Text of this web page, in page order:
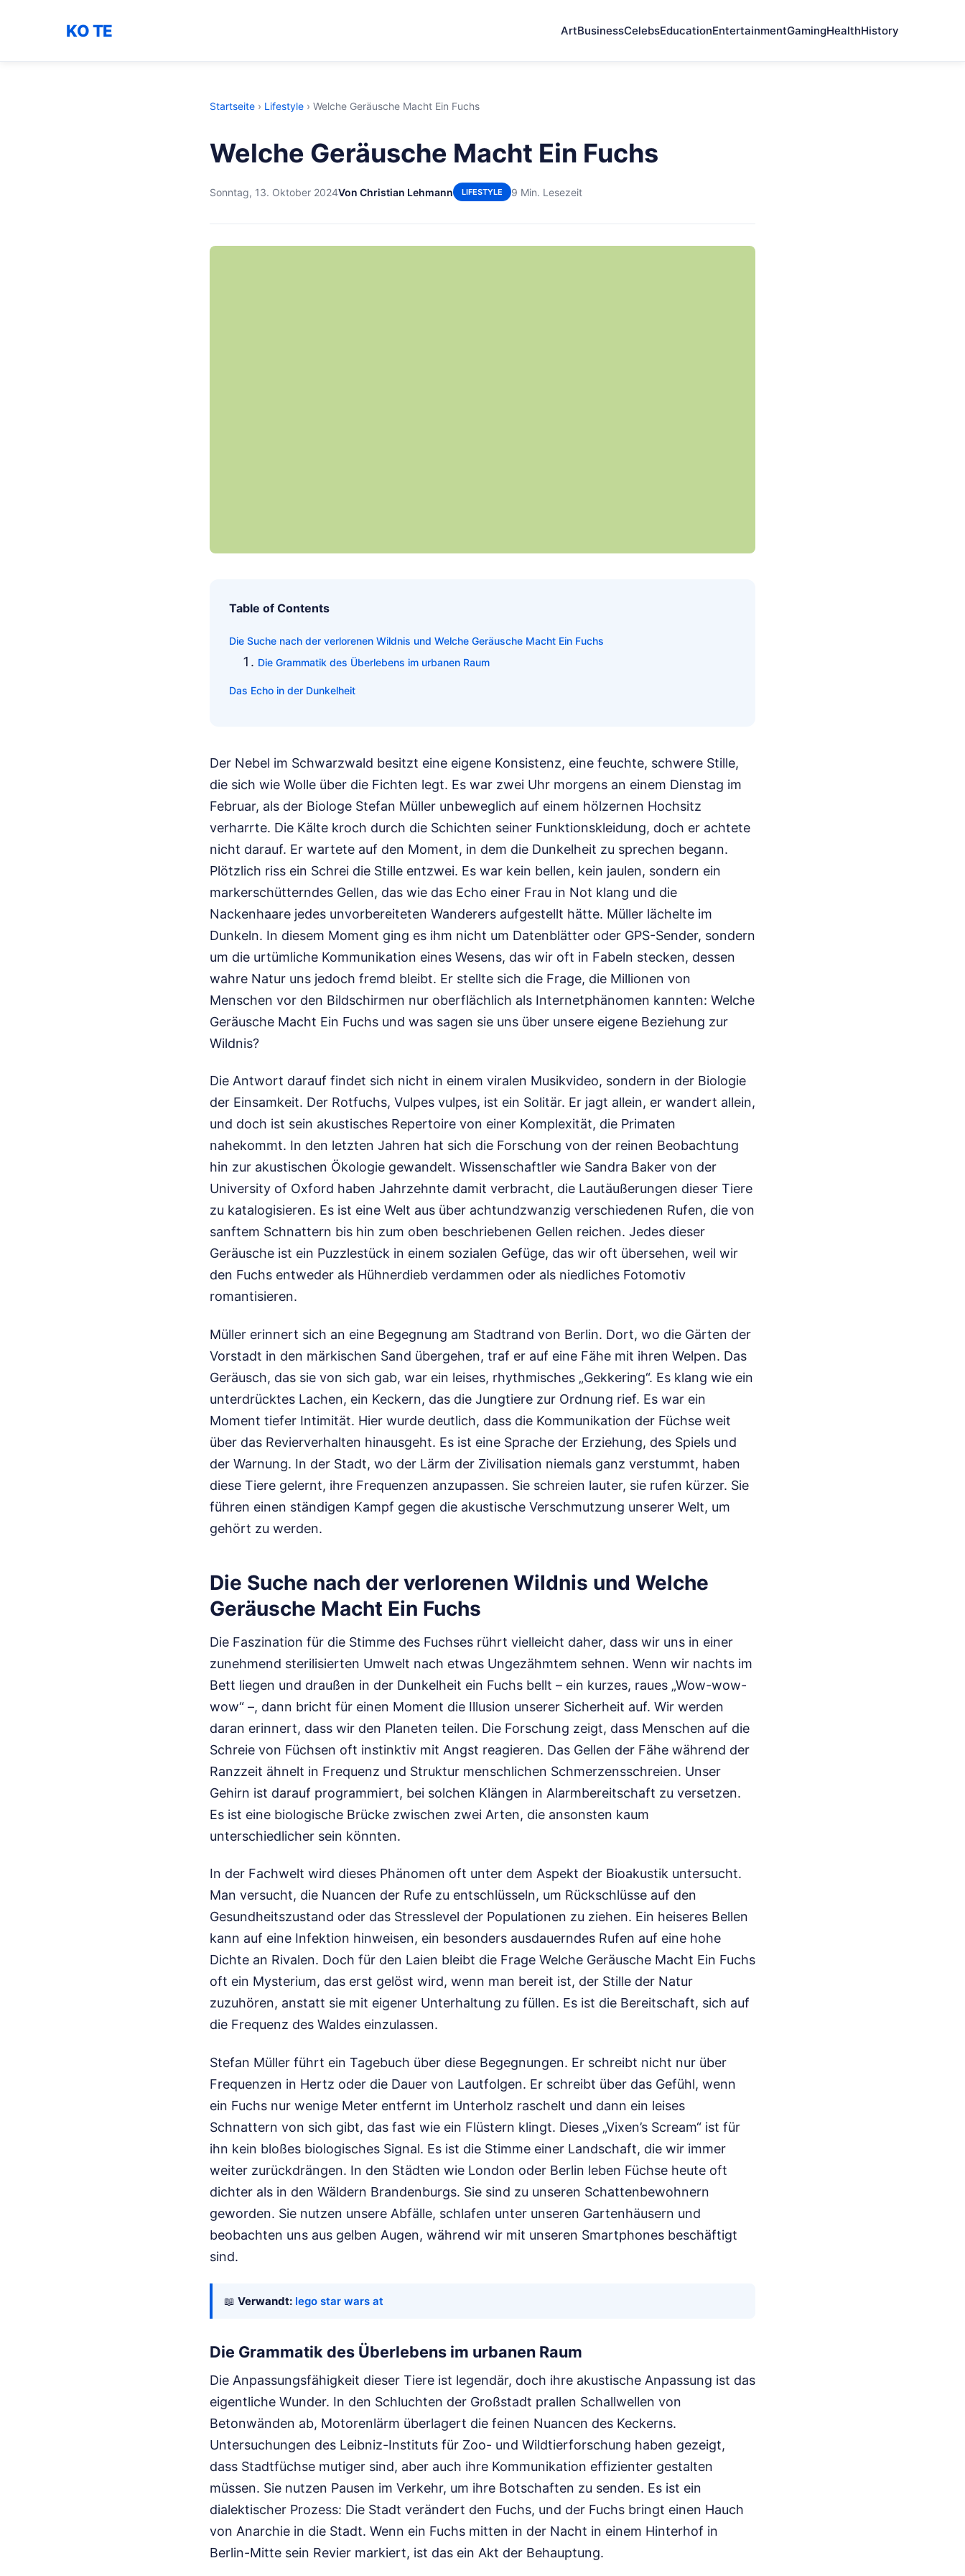
KO TE ArtBusinessCelebsEducationEntertainmentGamingHealthHistory
Startseite › Lifestyle › Welche Geräusche Macht Ein Fuchs
Welche Geräusche Macht Ein Fuchs
Sonntag, 13. Oktober 2024Von Christian Lehmann LIFESTYLE 9 Min. Lesezeit
Table of Contents
Die Suche nach der verlorenen Wildnis und Welche Geräusche Macht Ein Fuchs
Die Grammatik des Überlebens im urbanen Raum
Das Echo in der Dunkelheit
Der Nebel im Schwarzwald besitzt eine eigene Konsistenz, eine feuchte, schwere Stille,
die sich wie Wolle über die Fichten legt. Es war zwei Uhr morgens an einem Dienstag im
Februar, als der Biologe Stefan Müller unbeweglich auf einem hölzernen Hochsitz
verharrte. Die Kälte kroch durch die Schichten seiner Funktionskleidung, doch er achtete
nicht darauf. Er wartete auf den Moment, in dem die Dunkelheit zu sprechen begann.
Plötzlich riss ein Schrei die Stille entzwei. Es war kein bellen, kein jaulen, sondern ein
markerschütterndes Gellen, das wie das Echo einer Frau in Not klang und die
Nackenhaare jedes unvorbereiteten Wanderers aufgestellt hätte. Müller lächelte im
Dunkeln. In diesem Moment ging es ihm nicht um Datenblätter oder GPS-Sender, sondern
um die urtümliche Kommunikation eines Wesens, das wir oft in Fabeln stecken, dessen
wahre Natur uns jedoch fremd bleibt. Er stellte sich die Frage, die Millionen von
Menschen vor den Bildschirmen nur oberflächlich als Internetphänomen kannten: Welche
Geräusche Macht Ein Fuchs und was sagen sie uns über unsere eigene Beziehung zur
Wildnis?
Die Antwort darauf findet sich nicht in einem viralen Musikvideo, sondern in der Biologie
der Einsamkeit. Der Rotfuchs, Vulpes vulpes, ist ein Solitär. Er jagt allein, er wandert allein,
und doch ist sein akustisches Repertoire von einer Komplexität, die Primaten
nahekommt. In den letzten Jahren hat sich die Forschung von der reinen Beobachtung
hin zur akustischen Ökologie gewandelt. Wissenschaftler wie Sandra Baker von der
University of Oxford haben Jahrzehnte damit verbracht, die Lautäußerungen dieser Tiere
zu katalogisieren. Es ist eine Welt aus über achtundzwanzig verschiedenen Rufen, die von
sanftem Schnattern bis hin zum oben beschriebenen Gellen reichen. Jedes dieser
Geräusche ist ein Puzzlestück in einem sozialen Gefüge, das wir oft übersehen, weil wir
den Fuchs entweder als Hühnerdieb verdammen oder als niedliches Fotomotiv
romantisieren.
Müller erinnert sich an eine Begegnung am Stadtrand von Berlin. Dort, wo die Gärten der
Vorstadt in den märkischen Sand übergehen, traf er auf eine Fähe mit ihren Welpen. Das
Geräusch, das sie von sich gab, war ein leises, rhythmisches „Gekkering“. Es klang wie ein
unterdrücktes Lachen, ein Keckern, das die Jungtiere zur Ordnung rief. Es war ein
Moment tiefer Intimität. Hier wurde deutlich, dass die Kommunikation der Füchse weit
über das Revierverhalten hinausgeht. Es ist eine Sprache der Erziehung, des Spiels und
der Warnung. In der Stadt, wo der Lärm der Zivilisation niemals ganz verstummt, haben
diese Tiere gelernt, ihre Frequenzen anzupassen. Sie schreien lauter, sie rufen kürzer. Sie
führen einen ständigen Kampf gegen die akustische Verschmutzung unserer Welt, um
gehört zu werden.
Die Suche nach der verlorenen Wildnis und Welche
Geräusche Macht Ein Fuchs
Die Faszination für die Stimme des Fuchses rührt vielleicht daher, dass wir uns in einer
zunehmend sterilisierten Umwelt nach etwas Ungezähmtem sehnen. Wenn wir nachts im
Bett liegen und draußen in der Dunkelheit ein Fuchs bellt – ein kurzes, raues „Wow-wow-
wow“ –, dann bricht für einen Moment die Illusion unserer Sicherheit auf. Wir werden
daran erinnert, dass wir den Planeten teilen. Die Forschung zeigt, dass Menschen auf die
Schreie von Füchsen oft instinktiv mit Angst reagieren. Das Gellen der Fähe während der
Ranzzeit ähnelt in Frequenz und Struktur menschlichen Schmerzensschreien. Unser
Gehirn ist darauf programmiert, bei solchen Klängen in Alarmbereitschaft zu versetzen.
Es ist eine biologische Brücke zwischen zwei Arten, die ansonsten kaum
unterschiedlicher sein könnten.
In der Fachwelt wird dieses Phänomen oft unter dem Aspekt der Bioakustik untersucht.
Man versucht, die Nuancen der Rufe zu entschlüsseln, um Rückschlüsse auf den
Gesundheitszustand oder das Stresslevel der Populationen zu ziehen. Ein heiseres Bellen
kann auf eine Infektion hinweisen, ein besonders ausdauerndes Rufen auf eine hohe
Dichte an Rivalen. Doch für den Laien bleibt die Frage Welche Geräusche Macht Ein Fuchs
oft ein Mysterium, das erst gelöst wird, wenn man bereit ist, der Stille der Natur
zuzuhören, anstatt sie mit eigener Unterhaltung zu füllen. Es ist die Bereitschaft, sich auf
die Frequenz des Waldes einzulassen.
Stefan Müller führt ein Tagebuch über diese Begegnungen. Er schreibt nicht nur über
Frequenzen in Hertz oder die Dauer von Lautfolgen. Er schreibt über das Gefühl, wenn
ein Fuchs nur wenige Meter entfernt im Unterholz raschelt und dann ein leises
Schnattern von sich gibt, das fast wie ein Flüstern klingt. Dieses „Vixen’s Scream“ ist für
ihn kein bloßes biologisches Signal. Es ist die Stimme einer Landschaft, die wir immer
weiter zurückdrängen. In den Städten wie London oder Berlin leben Füchse heute oft
dichter als in den Wäldern Brandenburgs. Sie sind zu unseren Schattenbewohnern
geworden. Sie nutzen unsere Abfälle, schlafen unter unseren Gartenhäusern und
beobachten uns aus gelben Augen, während wir mit unseren Smartphones beschäftigt
sind.
📖 Verwandt: lego star wars at
Die Grammatik des Überlebens im urbanen Raum
Die Anpassungsfähigkeit dieser Tiere ist legendär, doch ihre akustische Anpassung ist das
eigentliche Wunder. In den Schluchten der Großstadt prallen Schallwellen von
Betonwänden ab, Motorenlärm überlagert die feinen Nuancen des Keckerns.
Untersuchungen des Leibniz-Instituts für Zoo- und Wildtierforschung haben gezeigt,
dass Stadtfüchse mutiger sind, aber auch ihre Kommunikation effizienter gestalten
müssen. Sie nutzen Pausen im Verkehr, um ihre Botschaften zu senden. Es ist ein
dialektischer Prozess: Die Stadt verändert den Fuchs, und der Fuchs bringt einen Hauch
von Anarchie in die Stadt. Wenn ein Fuchs mitten in der Nacht in einem Hinterhof in
Berlin-Mitte sein Revier markiert, ist das ein Akt der Behauptung.